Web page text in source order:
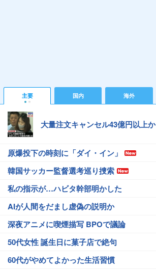
主要 国内 海外
大量注文キャンセル43億円以上か
原爆投下の時刻に「ダイ・イン」
韓国サッカー監督選考巡り捜索
私の指示が…ハビタ幹部明かした
AIが人間をだまし虚偽の説明か
深夜アニメに喫煙描写 BPOで議論
50代女性 誕生日に菓子店で絶句
60代がやめてよかった生活習慣